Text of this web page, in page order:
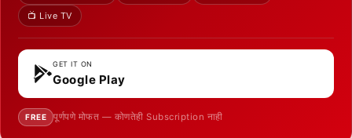
📺 Live TV
GET IT ON
Google Play
FREE पूर्णपणे मोफत — कोणतेही Subscription नाही